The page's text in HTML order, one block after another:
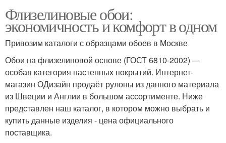
Флизелиновые обои:
экономичность и комфорт в одном
Привозим каталоги с образцами обоев в Москве
Обои на флизелиновой основе (ГОСТ 6810-2002) —
особая категория настенных покрытий. Интернет-
магазин ОДизайн продаёт рулоны из данного материала
из Швеции и Англии в большом ассортименте. Ниже
представлен наш каталог, в котором можно выбрать и
купить данные изделия - цена официального
поставщика.